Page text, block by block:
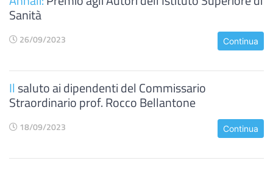
Sanità
26/09/2023 Continua
Il saluto ai dipendenti del Commissario
Straordinario prof. Rocco Bellantone
18/09/2023 Continua